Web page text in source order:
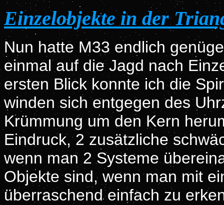
Einzelobjekte in der
Nun hatte M33 endlich
einmal auf die Jagd nach
ersten Blick konnte ich die
winden sich entgegen des
Krümmung um den Kern
Eindruck, 2 zusätzliche
wenn man 2 Systeme
Objekte sind, wenn man mit
überraschend einfach zu